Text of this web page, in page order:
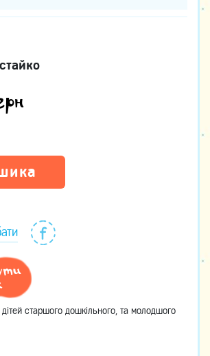
дітей старшого дошкільного, та молодшого